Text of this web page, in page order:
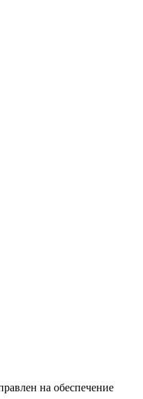
на обеспечение